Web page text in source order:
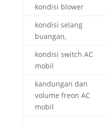
kondisi blower
kondisi selang
buangan,
kondisi switch AC
mobil
kandungan dan
volume freon AC
mobil